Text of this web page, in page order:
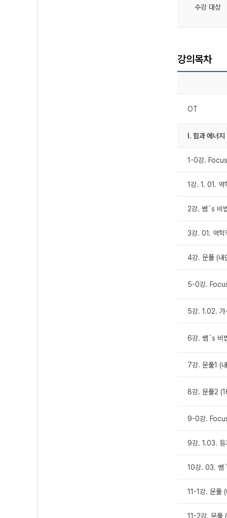
수강 대상
강의목차
OT
I. 힘과 에너지
1-0강.
1강. 1. 01. 역
2강. 쌤´s 비
3강. 01. 역학
4강. 문풀 (내
5-0강.
5강. 1.02. 가
6강. 쌤´s 비
7강. 문풀1 (
8강. 문풀2
9-0강.
9강. 1.03. 등
10강. 03. 쌤
11-1강. 문풀
11-2강. 문풀